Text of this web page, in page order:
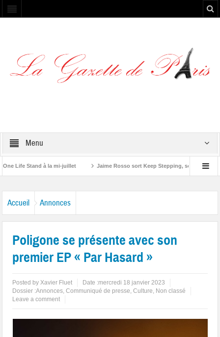
Menu
Stand à la mi-juillet Jaime Rosso sort Keep Stepping, son nouvel EP
Accueil Annonces
Poligone se présente avec son
premier EP « Par Hasard »
Posted byXavier Fluet Date :mercredi 18 janvier 2023
Dossier :Annonces,Communiqué de presse,Culture, Non classé
Leave a comment